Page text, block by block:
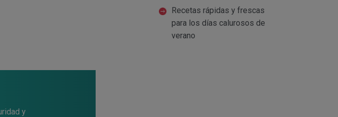
y
Recetas rápidas y frescas
para los días calurosos de
verano